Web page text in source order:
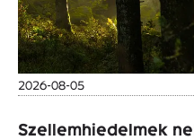
2026-08-05
Szellemhiedelmek